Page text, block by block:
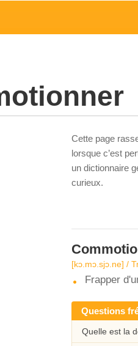
Cette page
lorsque c’est
un dictionnaire
curieux.
[kɔ.mɔ.sjɔ.ne] /
Frapper
Questions
Quelle est la